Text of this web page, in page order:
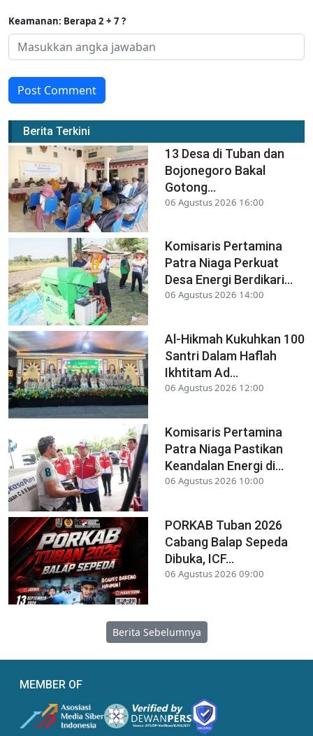
Keamanan: Berapa 2 + 7 ?
Post Comment
Berita Terkini
13 Desa di Tuban dan
Bojonegoro Bakal
Gotong...
06 Agustus 2026 16:00
Komisaris Pertamina
Patra Niaga Perkuat
Desa Energi Berdikari...
06 Agustus 2026 14:00
Al-Hikmah Kukuhkan 100
Santri Dalam Haflah
Ikhtitam Ad...
06 Agustus 2026 12:00
Komisaris Pertamina
Patra Niaga Pastikan
Keandalan Energi di...
06 Agustus 2026 10:00
PORKAB Tuban 2026
Cabang Balap Sepeda
Dibuka, ICF...
06 Agustus 2026 09:00
Berita Sebelumnya
MEMBER OF